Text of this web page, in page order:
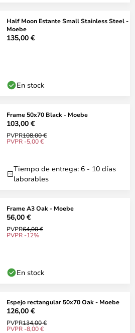
Half Moon Estante Small Stainless Steel -
Moebe
135,00 €
En stock
Frame 50x70 Black - Moebe
103,00 €
PVPR108,00 €
PVPR -5,00 €
Tiempo de entrega: 6 - 10 días
laborables
Frame A3 Oak - Moebe
56,00 €
PVPR64,00 €
PVPR -12%
En stock
Espejo rectangular 50x70 Oak - Moebe
126,00 €
PVPR134,00 €
PVPR -8,00 €